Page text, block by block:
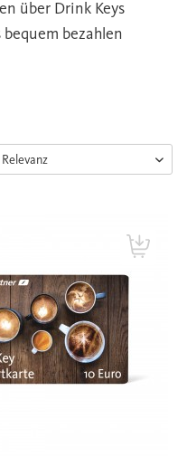
über Drink Keys
bezahlen